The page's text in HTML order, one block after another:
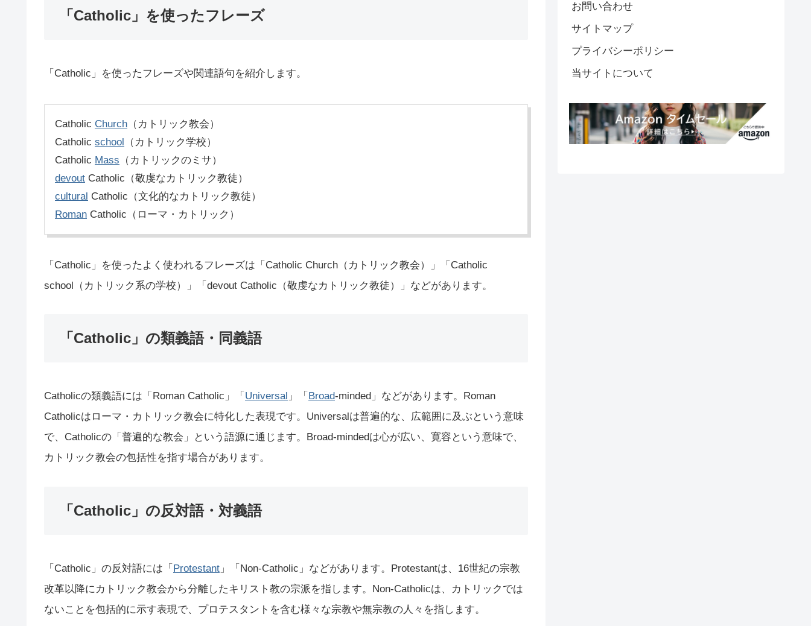
「Catholic」を使ったフレーズ
「Catholic」を使ったフレーズや関連語句を紹介します。
Catholic Church （カトリック教会）
Catholic school （カトリック学校）
Catholic Mass （カトリックのミサ）
devout Catholic（敬虔なカトリック教徒）
cultural Catholic（文化的なカトリック教徒）
Roman Catholic（ローマ・カトリック）
「Catholic」を使ったよく使われるフレーズは「Catholic Church（カトリック教会）」「Catholic
school（カトリック系の学校）」「devout Catholic（敬虔なカトリック教徒）」などがあります。
「Catholic」の類義語・同義語
Catholicの類義語には「Roman Catholic」「 Universal 」「 Broad-minded」などがあります。Roman
Catholicはローマ・カトリック教会に特化した表現です。Universalは普遍的な、広範囲に及ぶという意味
で、Catholicの「普遍的な教会」という語源に通じます。Broad-mindedは心が広い、寛容という意味で、
カトリック教会の包括性を指す場合があります。
「Catholic」の反対語・対義語
「Catholic」の反対語には「 Protestant 」「Non-Catholic」などがあります。Protestantは、16世紀の宗教
改革以降にカトリック教会から分離したキリスト教の宗派を指します。Non-Catholicは、カトリックでは
ないことを包括的に示す表現で、プロテスタントを含む様々な宗教や無宗教の人々を指します。
お問い合わせ
サイトマップ
プライバシーポリシー
当サイトについて